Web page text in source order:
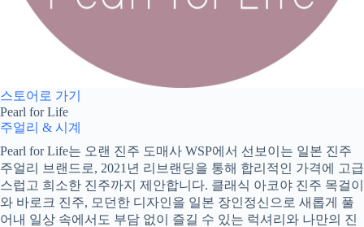
스토어로 가기
Pearl for Life
주얼리 & 시계
Pearl for Life는 오랜 진주 도매사 WSP에서 선보이는 일본 진주
주얼리 브랜드로, 2021년 리브랜딩을 통해 합리적인 가격에 고급
스럽고 희소한 진주까지 제안합니다. 클래식 아코야 진주 목걸이
와 바로크 진주, 모던한 디자인을 일본 장인정신으로 새롭게 풀
어내 일상 속에서도 부담 없이 즐길 수 있는 럭셔리와 나만의 진